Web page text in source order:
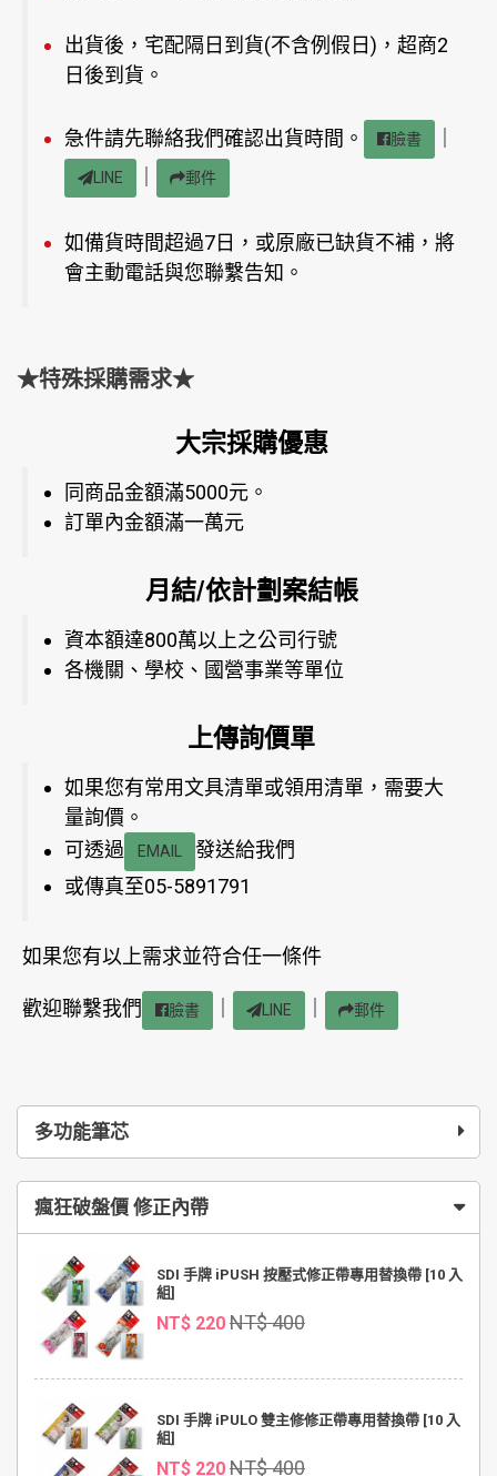
多功能筆芯
瘋狂破盤價 修正內帶
SDI 手牌 iPUSH 按壓式修正帶專用替換帶 [10 入
組]
NT$ 220 NT$ 400
SDI 手牌 iPULO 雙主修修正帶專用替換帶 [10 入
組]
NT$ 220 NT$ 400
出貨後，宅配隔日到貨(不含例假日)，超商2
日後到貨。
急件請先聯絡我們確認出貨時間。 臉書
LINE 郵件
如備貨時間超過7日，或原廠已缺貨不補，將
會主動電話與您聯繫告知。
★特殊採購需求★
大宗採購優惠
同商品金額滿5000元。
訂單內金額滿一萬元
月結/依計劃案結帳
資本額達800萬以上之公司行號
各機關、學校、國營事業等單位
上傳詢價單
如果您有常用文具清單或領用清單，需要大
量詢價。
可透過
EMAIL
發送給我們
或傳真至05-5891791
如果您有以上需求並符合任一條件
歡迎聯繫我們 臉書 LINE 郵件